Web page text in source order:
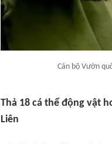
Cán bộ Vườn
Thả 18 cá thể động vật
Liên